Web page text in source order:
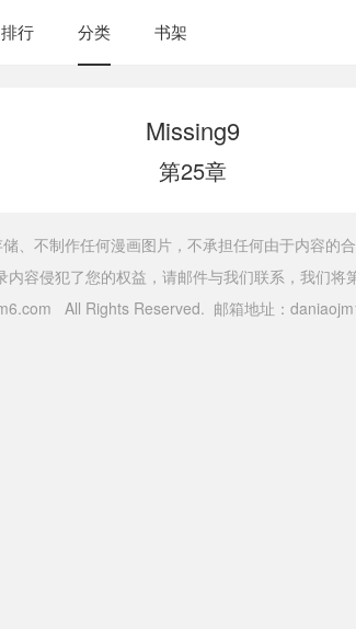
排行 分类 书架
Missing9
第25章
、不制作任何漫画图片，不承担任何由于内容的
内容侵犯了您的权益，请邮件与我们联系，我们将
All Rights Reserved. 邮箱地址：